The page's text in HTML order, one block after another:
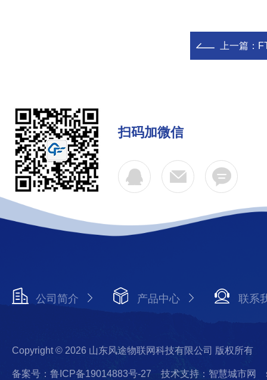
上一篇：
扫码加微信
公司简介 产品中心 联系
Copyright © 2026 山东风途物联网科技有限公司 版权所有
备案号：鲁ICP备19014883号-27 技术支持：智慧城市网